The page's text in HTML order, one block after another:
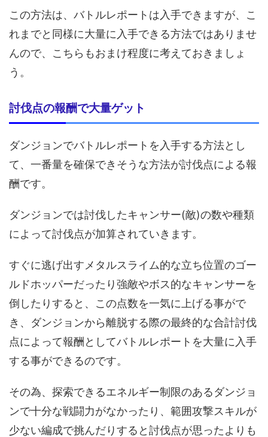
この方法は、バトルレポートは入手できますが、こ
れまでと同様に大量に入手できる方法ではありませ
んので、こちらもおまけ程度に考えておきましょ
う。
討伐点の報酬で大量ゲット
ダンジョンでバトルレポートを入手する方法とし
て、一番量を確保できそうな方法が討伐点による報
酬です。
ダンジョンでは討伐したキャンサー(敵)の数や種類
によって討伐点が加算されていきます。
すぐに逃げ出すメタルスライム的な立ち位置のゴー
ルドホッパーだったり強敵やボス的なキャンサーを
倒したりすると、この点数を一気に上げる事がで
き、ダンジョンから離脱する際の最終的な合計討伐
点によって報酬としてバトルレポートを大量に入手
する事ができるのです。
その為、探索できるエネルギー制限のあるダンジョ
ンで十分な戦闘力がなかったり、範囲攻撃スキルが
少ない編成で挑んだりすると討伐点が思ったよりも